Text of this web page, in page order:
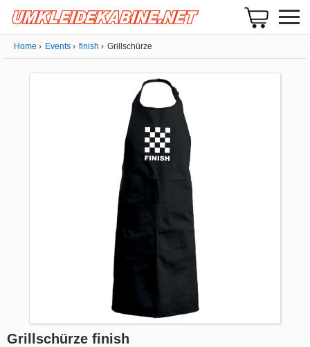
Home Events finish Grillschürze
Grillschürze finish